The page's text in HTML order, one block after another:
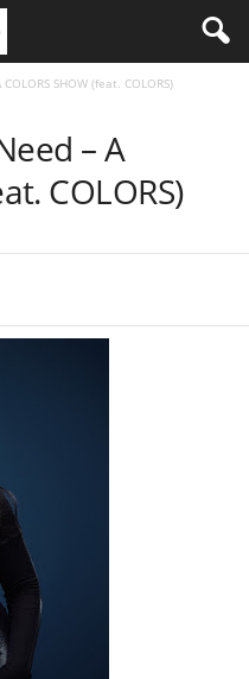
SHOW (feat. COLORS)
– A
COLORS)